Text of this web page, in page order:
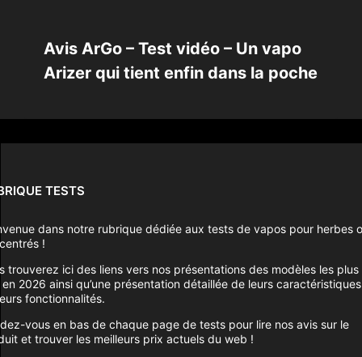
Avis ArGo – Test vidéo – Un vapo
Arizer qui tient enfin dans la poche
TESTS
dans notre rubrique dédiée aux tests de vapos pour herbes
!
trouverez ici des liens vers nos présentations des modèles les plus
2026 ainsi qu’une présentation détaillée de leurs
fonctionnalités.
vous en bas de chaque page de tests pour lire nos avis sur le
et trouver les meilleurs prix actuels du web !